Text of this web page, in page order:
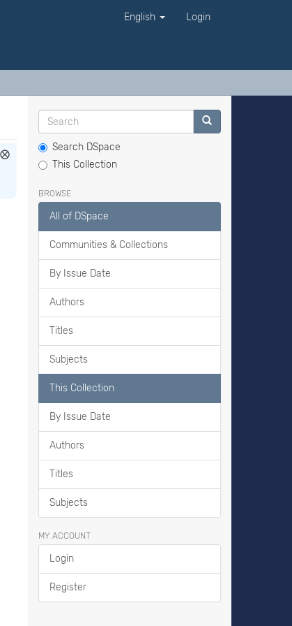
English Login
Search DSpace
This Collection
BROWSE
All of DSpace
Communities & Collections
By Issue Date
Authors
Titles
Subjects
This Collection
By Issue Date
Authors
Titles
Subjects
MY ACCOUNT
Login
Register